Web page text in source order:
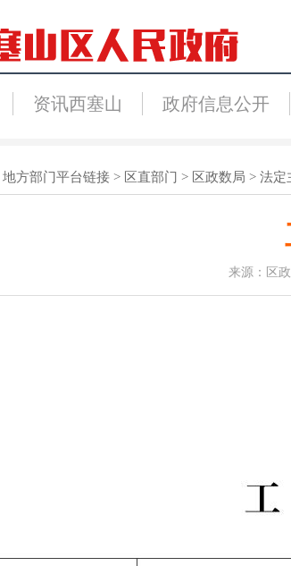
资讯西塞山 政府信息公开
地方部门平台链接> 区直部门 > 区政数局 > 法定
来源：区